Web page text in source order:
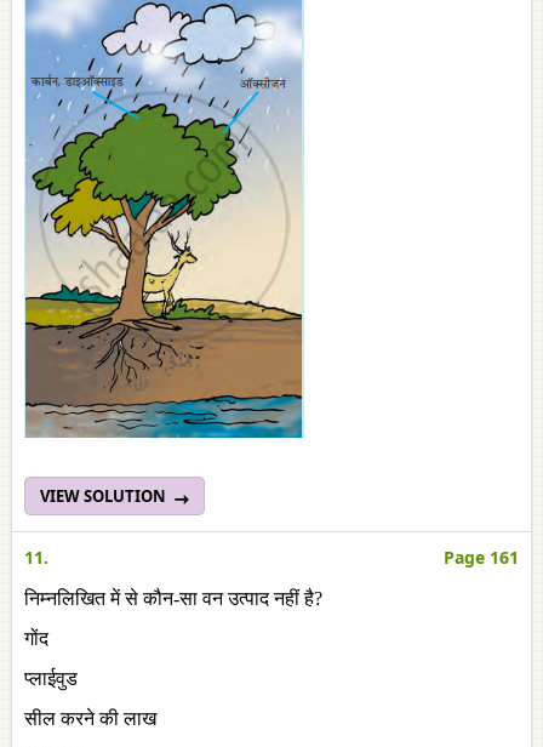
VIEW SOLUTION
11. Page 161
निम्नलिखित में से कौन-सा वन उत्पाद नहीं है?
गोंद
प्लाईवुड
सील करने की लाख